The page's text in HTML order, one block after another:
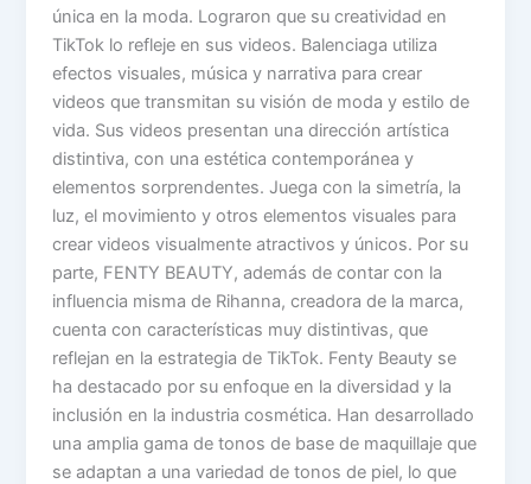
única en la moda. Lograron que su creatividad en
TikTok lo refleje en sus videos. Balenciaga utiliza
efectos visuales, música y narrativa para crear
videos que transmitan su visión de moda y estilo de
vida. Sus videos presentan una dirección artística
distintiva, con una estética contemporánea y
elementos sorprendentes. Juega con la simetría, la
luz, el movimiento y otros elementos visuales para
crear videos visualmente atractivos y únicos. Por su
parte, FENTY BEAUTY, además de contar con la
influencia misma de Rihanna, creadora de la marca,
cuenta con características muy distintivas, que
reflejan en la estrategia de TikTok. Fenty Beauty se
ha destacado por su enfoque en la diversidad y la
inclusión en la industria cosmética. Han desarrollado
una amplia gama de tonos de base de maquillaje que
se adaptan a una variedad de tonos de piel, lo que